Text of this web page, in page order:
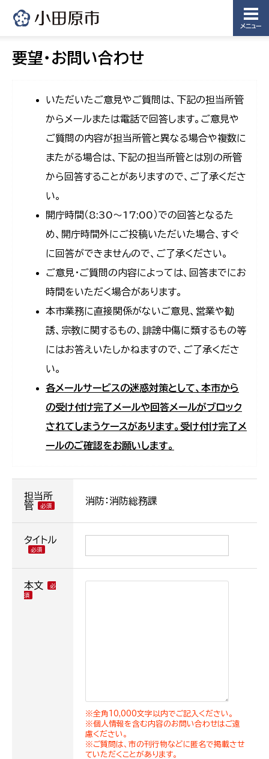
メニュー
要望・お問い合わせ
いただいたご意見やご質問は、下記の担当所管
からメールまたは電話で回答します。ご意見や
ご質問の内容が担当所管と異なる場合や複数に
またがる場合は、下記の担当所管とは別の所管
から回答することがありますので、ご了承くださ
い。
開庁時間（8:30〜17:00）での回答となるた
め、開庁時間外にご投稿いただいた場合、すぐ
に回答ができませんので、ご了承ください。
ご意見・ご質問の内容によっては、回答までにお
時間をいただく場合があります。
本市業務に直接関係がないご意見、営業や勧
誘、宗教に関するもの、誹謗中傷に類するもの等
にはお答えいたしかねますので、ご了承くださ
い。
各メールサービスの迷惑対策として、本市から
の受け付け完了メールや回答メールがブロック
されてしまうケースがあります。受け付け完了メ
ールのご確認をお願いします。
担当所
管
消防：消防総務課
タイトル
本文
※全角10,000文字以内でご記入ください。
※個人情報を含む内容のお問い合わせはご遠
慮ください。
※ご質問は、市の刊行物などに匿名で掲載させ
ていただくことがあります。